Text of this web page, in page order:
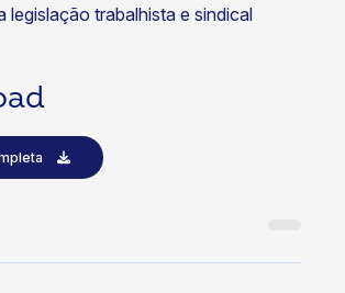
legislação trabalhista e sindical